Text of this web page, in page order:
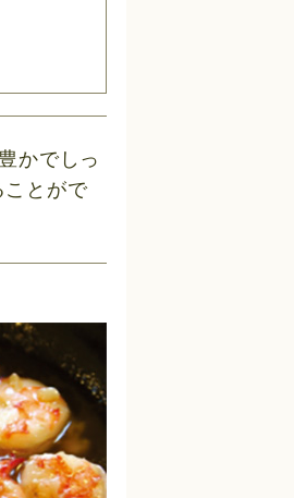
かでしっ
ことがで